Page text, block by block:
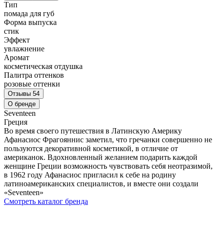
Тип
помада для губ
Форма выпуска
стик
Эффект
увлажнение
Аромат
косметическая отдушка
Палитра оттенков
розовые оттенки
Отзывы 54
О бренде
Seventeen
Греция
Во время своего путешествия в Латинскую Америку
Афанасиос Фрагояннис заметил, что гречанки совершенно не
пользуются декоративной косметикой, в отличие от
американок. Вдохновленный желанием подарить каждой
женщине Греции возможность чувствовать себя неотразимой,
в 1962 году Афанасиос пригласил к себе на родину
латиноамериканских специалистов, и вместе они создали
«Seventeen»
Смотреть каталог бренда